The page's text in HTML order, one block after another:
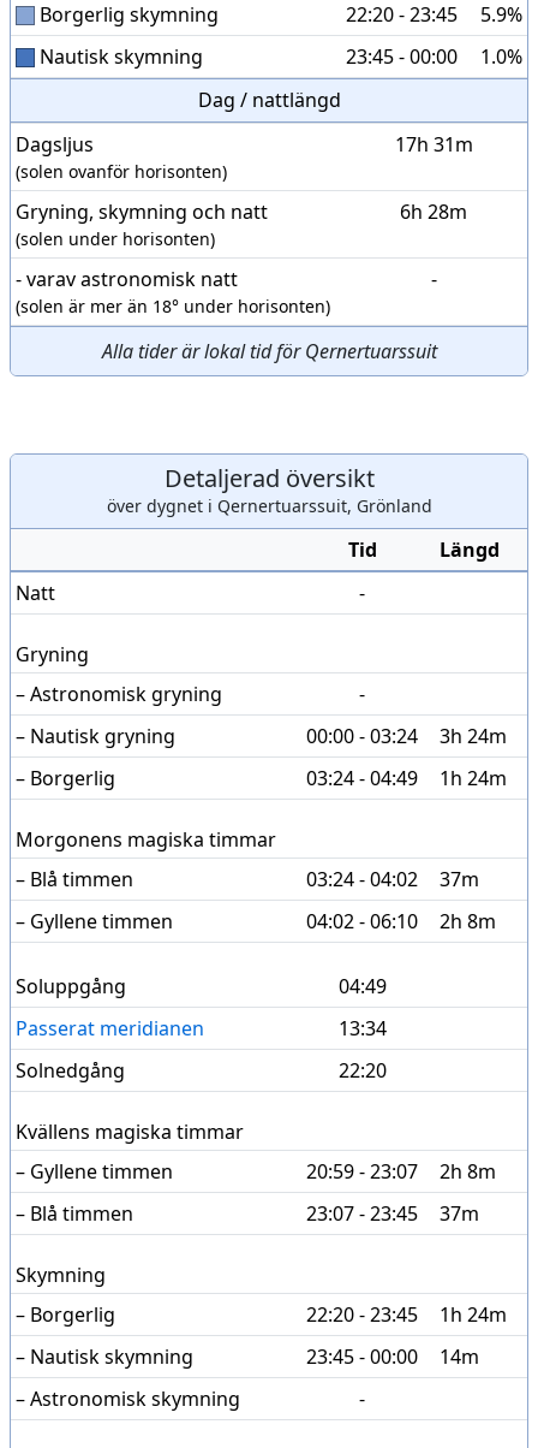
Borgerlig skymning
22:20 - 23:45
5.9%
Nautisk skymning
23:45 - 00:00
1.0%
Dag / nattlängd
Dagsljus
(solen ovanför horisonten)
17h 31m
Gryning, skymning och natt
(solen under horisonten)
6h 28m
- varav astronomisk natt
(solen är mer än 18° under horisonten)
-
Alla tider är lokal tid för Qernertuarssuit
Detaljerad översikt
över dygnet i Qernertuarssuit, Grönland
Tid
Längd
Natt
-
Gryning
– Astronomisk gryning
-
– Nautisk gryning
00:00 - 03:24
3h 24m
– Borgerlig
03:24 - 04:49 1h 24m
Morgonens magiska timmar
– Blå timmen
03:24 - 04:02
37m
– Gyllene timmen
04:02 - 06:10 2h 8m
Soluppgång
04:49
Passerat meridianen
13:34
Solnedgång
22:20
Kvällens magiska timmar
– Gyllene timmen
20:59 - 23:07
2h 8m
– Blå timmen
23:07 - 23:45 37m
Skymning
– Borgerlig
22:20 - 23:45
1h 24m
– Nautisk skymning
23:45 - 00:00
14m
– Astronomisk skymning
-